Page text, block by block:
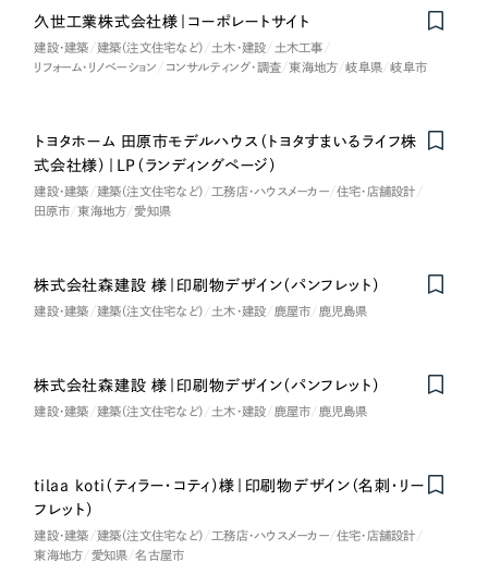
久世工業株式会社様｜コーポレートサイト
建設・建築 建築（注文住宅など） 土木・建設
土木工事
リフォーム・リノベーション
コンサルティング・調査 東海地方 岐阜県 岐阜市
トヨタホーム 田原市モデルハウス（トヨタすまいるライフ株
式会社様）｜LP（ランディングページ）
建設・建築 建築（注文住宅など） 工務店・ハウスメーカー
住宅・店舗設計
田原市
東海地方 愛知県
株式会社森建設 様｜印刷物デザイン（パンフレット）
建設・建築 建築（注文住宅など） 土木・建設 鹿屋市 鹿児島県
株式会社森建設 様｜印刷物デザイン（パンフレット）
建設・建築 建築（注文住宅など） 土木・建設 鹿屋市 鹿児島県
tilaa koti（ティラー・コティ）様｜印刷物デザイン（名刺・リー
フレット）
建設・建築 建築（注文住宅など） 工務店・ハウスメーカー
住宅・店舗設計
東海地方
愛知県 名古屋市